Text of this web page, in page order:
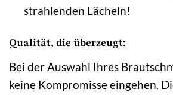
strahlenden Lächeln!
Qualität, die überzeugt:
Bei der Auswahl Ihres
keine Kompromisse eingehen.